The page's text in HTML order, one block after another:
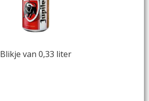
Blikje van 0,33 liter